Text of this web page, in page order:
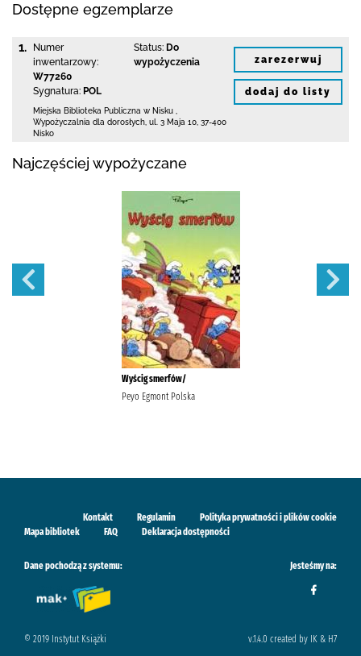
Dostępne egzemplarze
1.
Numer
inwentarzowy:
W77260
Sygnatura: POL
Status: Do
wypożyczenia
Miejska Biblioteka Publiczna w Nisku
Wypożyczalnia dla dorosłych, ul. 3 Maja 10 37-400
Nisko
zarezerwuj
dodaj do listy
Najczęściej wypożyczane
Wyścig smerfów/
Peyo Egmont Polska
Kontakt Regulamin
Polityka prywatności i plików cookie
Mapa bibliotek
FAQ Deklaracja dostępności
Dane pochodzą z systemu: Jesteśmy na:
© 2019 Instytut Książki v.1.4.0 created by IK & H7